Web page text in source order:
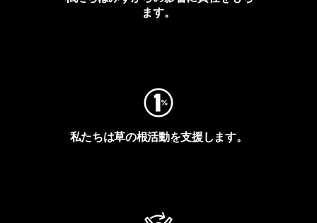
ます。
私たちは草の根活動を支援します。